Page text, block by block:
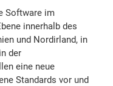
Software im
innerhalb des
und Nordirland, in
der
eine neue
Standards vor und